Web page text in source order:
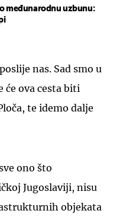
međunarodnu uzbunu:
nas. Sad smo u
će ova cesta biti
te idemo dalje
ono što
Jugoslaviji, nisu
objekata